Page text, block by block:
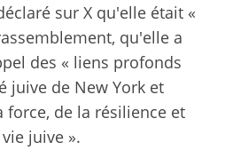
sur X qu'elle était «
qu'elle a
des « liens profonds
juive de New York et
force, de la résilience et
juive ».